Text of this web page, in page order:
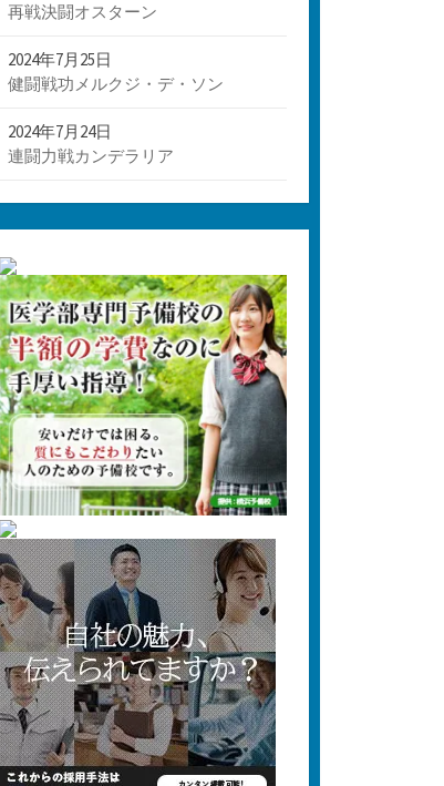
再戦決闘オスターン
2024年7月25日
健闘戦功メルクジ・デ・ソン
2024年7月24日
連闘力戦カンデラリア